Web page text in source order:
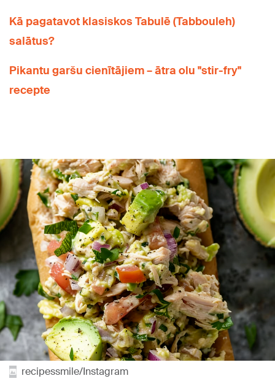
Kā pagatavot klasiskos Tabulē (Tabbouleh)
salātus?
Pikantu garšu cienītājiem – ātra olu "stir-fry"
recepte
recipessmile/Instagram